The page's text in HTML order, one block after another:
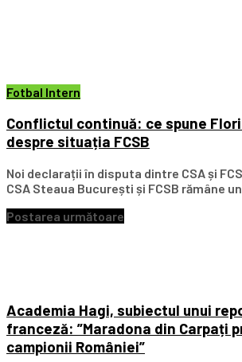
Fotbal Intern
Conflictul continuă: ce spune
despre situația FCSB
Noi declarații în disputa dintre CSA și
CSA Steaua București și FCSB rămâne
Postarea următoare
Academia Hagi, subiectul unui
franceză: ”Maradona din Carpați
campionii României”